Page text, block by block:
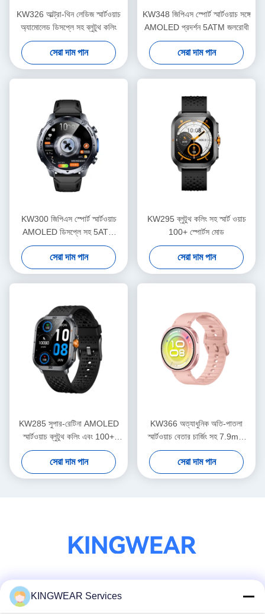
KW326 আল্ট্রা-থিন লেডিজ স্মার্টওয়াচ
অ্যামোলেড ডিসপ্লে সহ ব্লুটুথ কলিং
সেরা দাম পান
KW348 জিপিএস স্পোর্ট স্মার্টওয়াচ সঙ্গে
AMOLED প্রদর্শন 5ATM জলরোধী
সেরা দাম পান
KW300 জিপিএস স্পোর্ট স্মার্টওয়াচ
AMOLED ডিসপ্লে সহ 5ATM
ওয়াটারপ্রুফ
সেরা দাম পান
KW295 ব্লুটুথ কলিং সহ স্মার্ট ওয়াচ
100+ স্পোর্টস মোড
সেরা দাম পান
KW285 সুপার-রেটিনা AMOLED
স্মার্টওয়াচ ব্লুটুথ কলিং এবং 100+
স্পোর্টস মোড সহ
সেরা দাম পান
KW366 অত্যাধুনিক অতি-পাতলা
স্মার্টওয়াচ বেতার চার্জিং সহ 7.9mm
Featherlight ডিজাইন
সেরা দাম পান
সোশ্যাল মিডিয়া
KINGWEAR Services